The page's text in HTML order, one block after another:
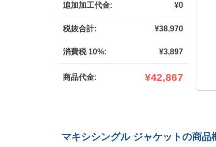
追加加工代金: ¥0
税抜合計: ¥38,970
消費税 10%: ¥3,897
商品代金: ¥42,867
マキシシングル ジャケットの商品